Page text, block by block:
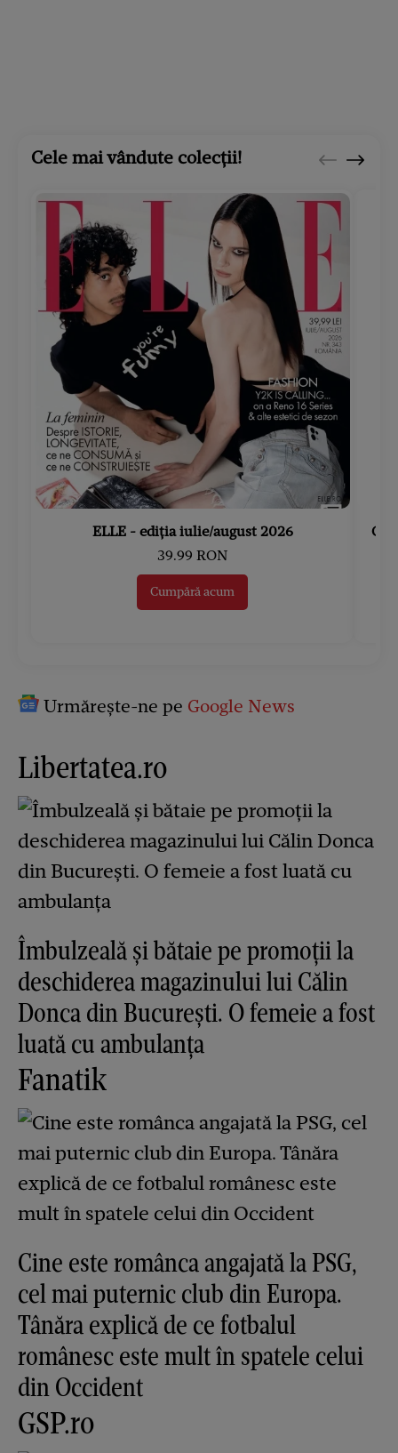
Cele mai vândute colecții!
ELLE - ediția iulie/august 2026
39.99 RON
Cumpără acum
Urmărește-ne pe Google News
Libertatea.ro
Îmbulzeală și bătaie pe promoții la
deschiderea magazinului lui Călin
Donca din București. O femeie a fost
luată cu ambulanța
Fanatik
Cine este românca angajată la PSG,
cel mai puternic club din Europa.
Tânăra explică de ce fotbalul
românesc este mult în spatele celui
din Occident
GSP.ro